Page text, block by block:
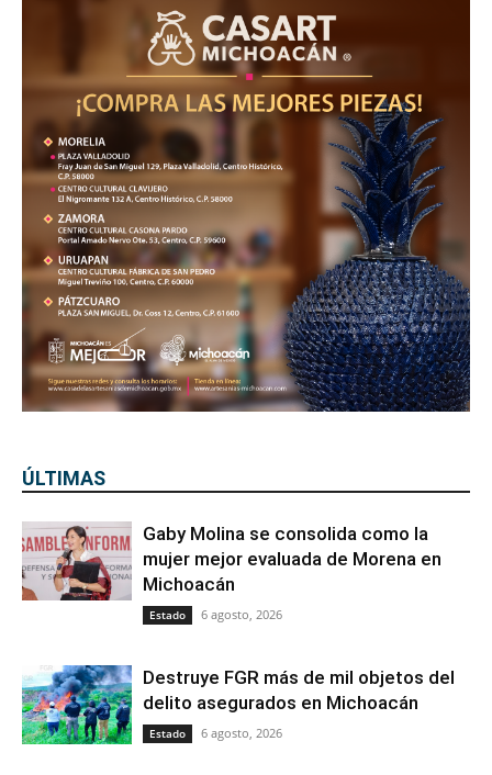
ÚLTIMAS
Gaby Molina se consolida como la
mujer mejor evaluada de Morena en
Michoacán
Estado 6 agosto, 2026
Destruye FGR más de mil objetos del
delito asegurados en Michoacán
Estado 6 agosto, 2026